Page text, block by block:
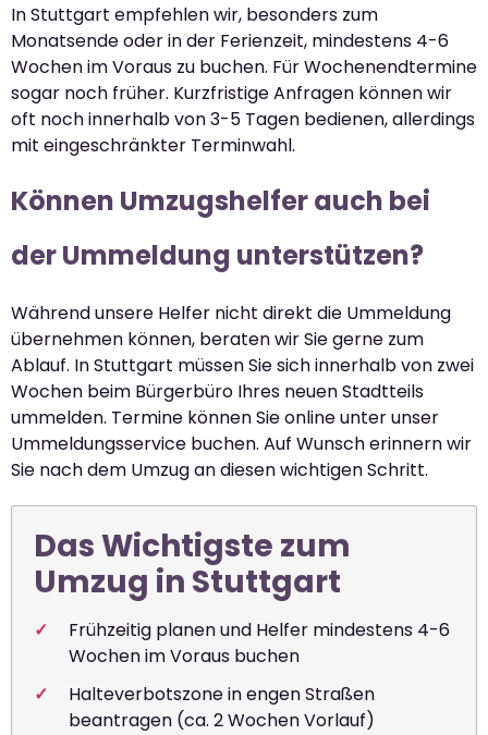
In Stuttgart empfehlen wir, besonders zum
Monatsende oder in der Ferienzeit, mindestens 4-6
Wochen im Voraus zu buchen. Für Wochenendtermine
sogar noch früher. Kurzfristige Anfragen können wir
oft noch innerhalb von 3-5 Tagen bedienen, allerdings
mit eingeschränkter Terminwahl.
Können Umzugshelfer auch bei
der Ummeldung unterstützen?
Während unsere Helfer nicht direkt die Ummeldung
übernehmen können, beraten wir Sie gerne zum
Ablauf. In Stuttgart müssen Sie sich innerhalb von zwei
Wochen beim Bürgerbüro Ihres neuen Stadtteils
ummelden. Termine können Sie online unter unser
Ummeldungsservice buchen. Auf Wunsch erinnern wir
Sie nach dem Umzug an diesen wichtigen Schritt.
Das Wichtigste zum
Umzug in Stuttgart
Frühzeitig planen und Helfer mindestens 4-6
Wochen im Voraus buchen
Halteverbotszone in engen Straßen
beantragen (ca. 2 Wochen Vorlauf)